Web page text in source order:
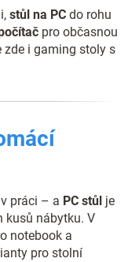
stůl na PC do rohu
pro občasnou
zde i gaming stoly s
práci – a PC stůl je
kusů nábytku. V
notebook a
pro stolní